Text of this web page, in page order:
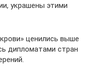
украшены этими
ценились выше
дипломатами стран